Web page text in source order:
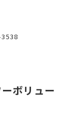
ボリュー